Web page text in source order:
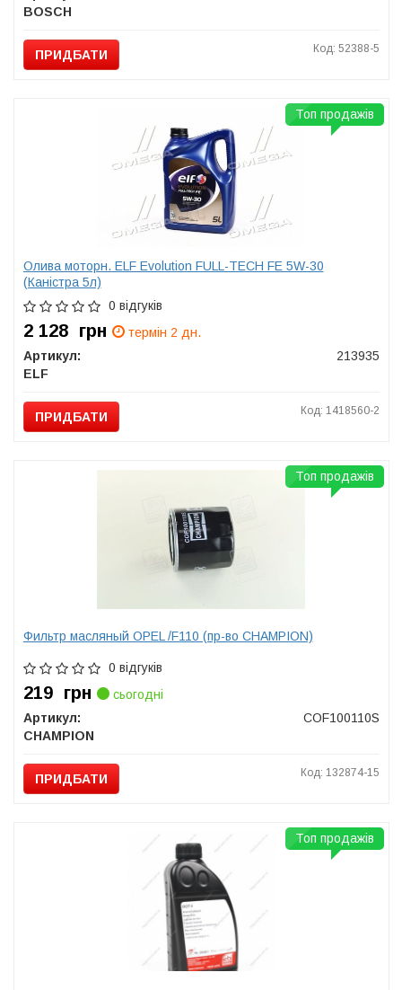
BOSCH
ПРИДБАТИ Код: 52388-5
Олива моторн. ELF Evolution FULL-TECH FE 5W-30
(Каністра 5л)
0 відгуків
2 128 грн
термін 2 дн.
Артикул:
213935
ELF
ПРИДБАТИ Код: 1418560-2
Топ продажів
Фильтр масляный OPEL /F110 (пр-во CHAMPION)
0 відгуків
219 грн
сьогодні
Артикул:
COF100110S
CHAMPION
ПРИДБАТИ Код: 132874-15
Топ продажів
Топ продажів